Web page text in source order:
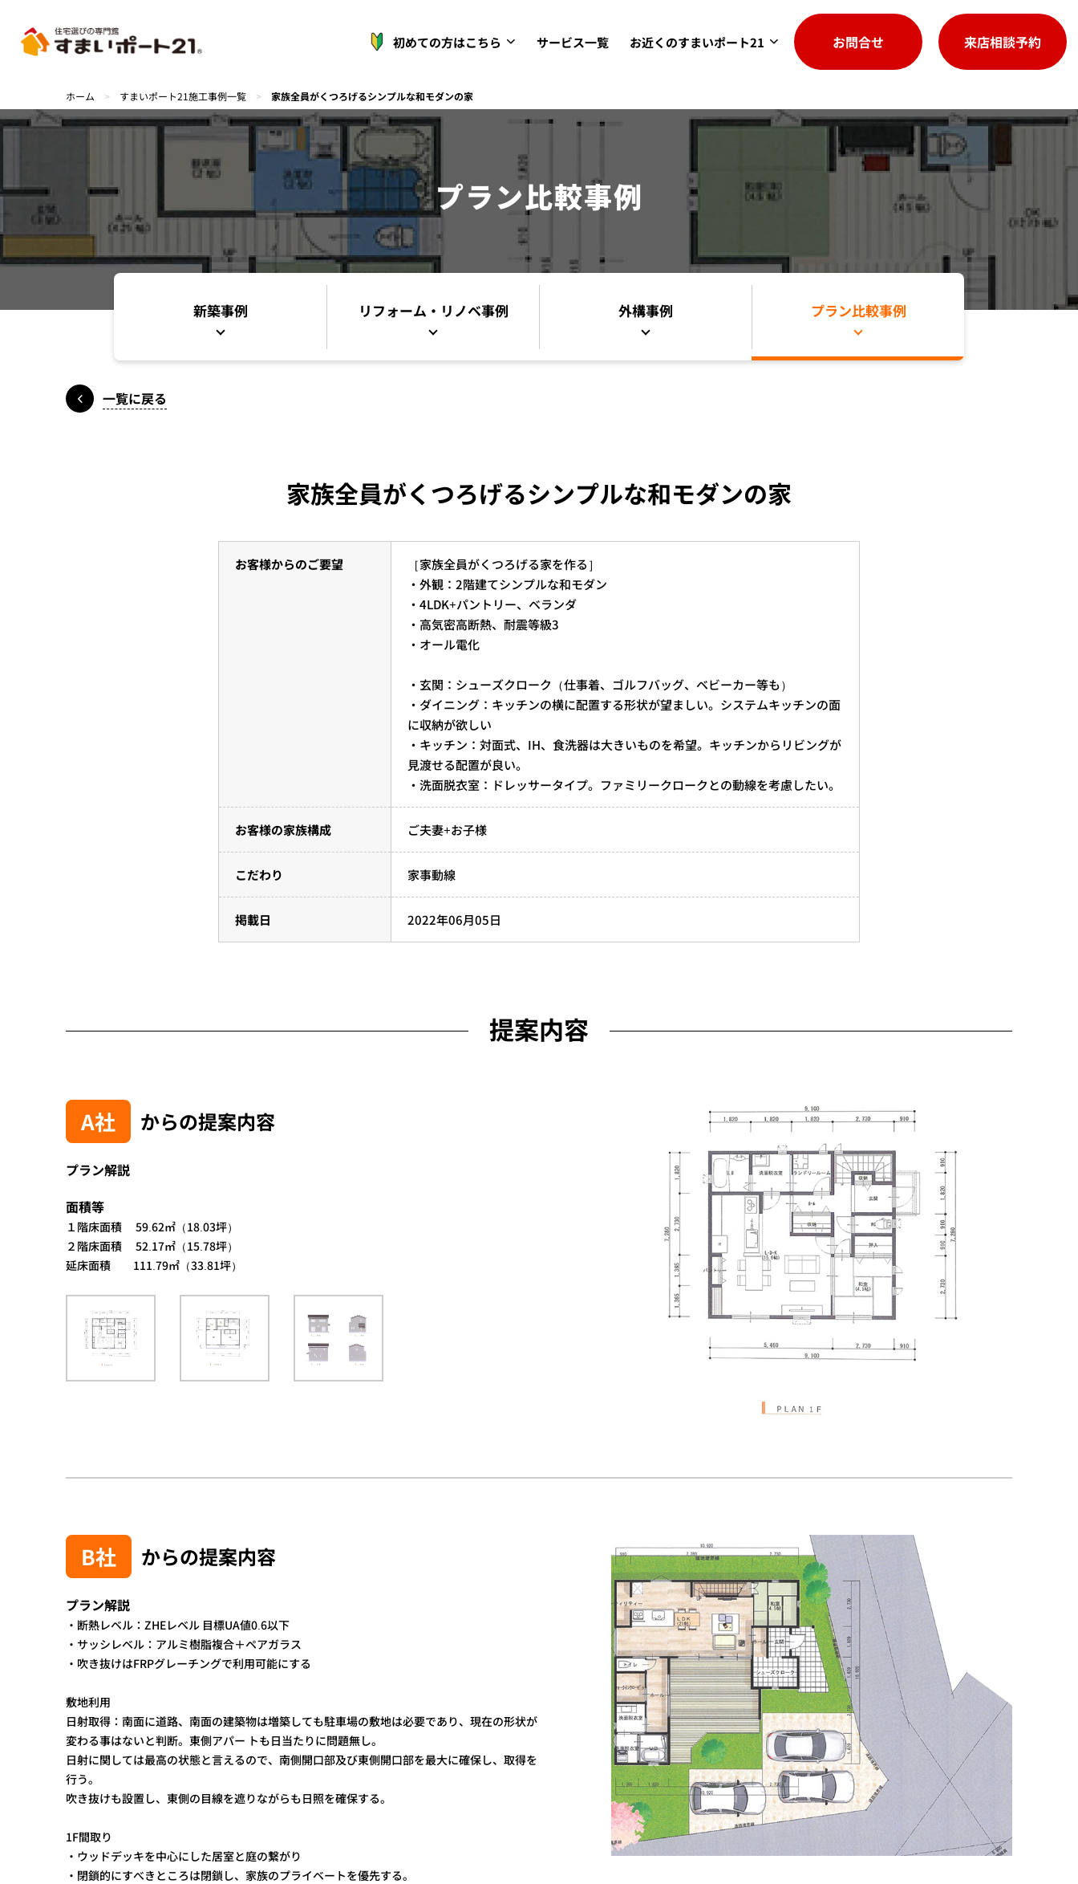
初めての方はこちら サービス一覧 お近くのすまいポート21 お問合せ 来店相談予約
ホーム > すまいポート21施工事例一覧 > 家族全員がくつろげるシンプルな和モダンの家
プラン比較事例
新築事例 リフォーム・リノベ事例 外構事例 プラン比較事例
一覧に戻る
家族全員がくつろげるシンプルな和モダンの家
お客様からのご要望
［家族全員がくつろげる家を作る］
・外観：2階建てシンプルな和モダン
・4LDK+パントリー、ベランダ
・高気密高断熱、耐震等級3
・オール電化
・玄関：シューズクローク（仕事着、ゴルフバッグ、ベビーカー等も）
・ダイニング：キッチンの横に配置する形状が望ましい。システムキッチンの面
に収納が欲しい
・キッチン：対面式、IH、食洗器は大きいものを希望。キッチンからリビングが
見渡せる配置が良い。
・洗面脱衣室：ドレッサータイプ。ファミリークロークとの動線を考慮したい。
お客様の家族構成 ご夫妻+お子様
こだわり 家事動線
掲載日 2022年06月05日
提案内容
A社 からの提案内容
プラン解説
面積等
１階床面積 59.62㎡（18.03坪）
２階床面積 52.17㎡（15.78坪）
延床面積 111.79㎡（33.81坪）
B社 からの提案内容
プラン解説
・断熱レベル：ZHEレベル 目標UA値0.6以下
・サッシレベル：アルミ樹脂複合＋ペアガラス
・吹き抜けはFRPグレーチングで利用可能にする
敷地利用
日射取得：南面に道路、南面の建築物は増築しても駐車場の敷地は必要であり、現在の形状が
変わる事はないと判断。東側アパー トも日当たりに問題無し。
日射に関しては最高の状態と言えるので、南側開口部及び東側開口部を最大に確保し、取得を
行う。
吹き抜けも設置し、東側の目線を遮りながらも日照を確保する。
1F間取り
・ウッドデッキを中心にした居室と庭の繋がり
・閉鎖的にすべきところは閉鎖し、家族のプライベートを優先する。